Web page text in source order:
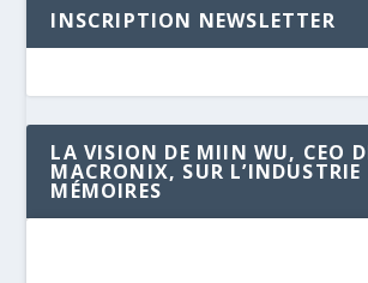
INSCRIPTION NEWSLETTER
LA VISION DE MIIN WU, CEO
MACRONIX, SUR L’INDUSTRIE
MÉMOIRES